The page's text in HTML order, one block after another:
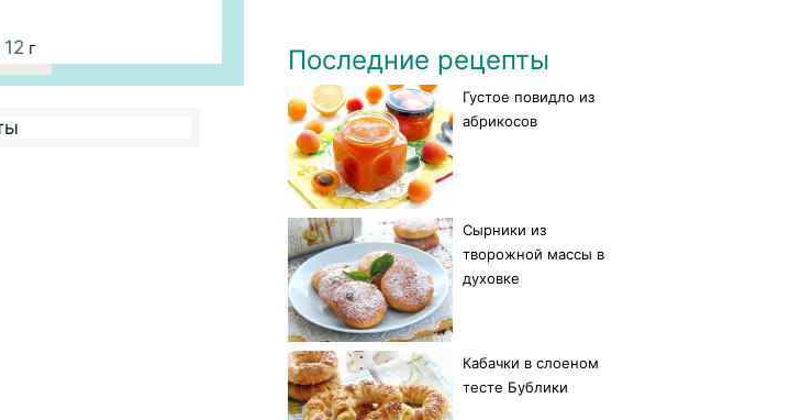
12 г Последние рецепты
Густое повидло из
абрикосов
Сырники из
творожной массы в
духовке
Кабачки в слоеном
тесте Бублики